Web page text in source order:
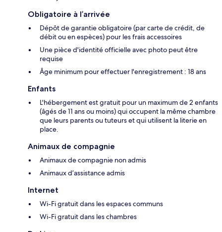
Obligatoire à l’arrivée
Dépôt de garantie obligatoire (par carte de crédit, de
débit ou en espèces) pour les frais accessoires
Une pièce d'identité officielle avec photo peut être
requise
Âge minimum pour effectuer l'enregistrement : 18 ans
Enfants
L'hébergement est gratuit pour un maximum de 2 enfants
(âgés de 11 ans ou moins) qui occupent la même chambre
que leurs parents ou tuteurs et qui utilisent la literie en
place.
Animaux de compagnie
Animaux de compagnie non admis
Animaux d’assistance admis
Internet
Wi-Fi gratuit dans les espaces communs
Wi-Fi gratuit dans les chambres